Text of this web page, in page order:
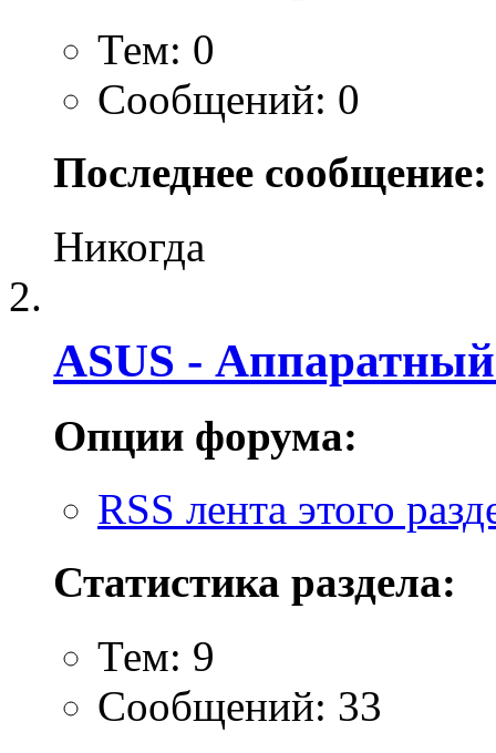
Тем: 0
Сообщений: 0
Последнее сообщение:
Никогда
ASUS -
Опции форума:
RSS лента этого
Статистика раздела:
Тем: 9
Сообщений: 33